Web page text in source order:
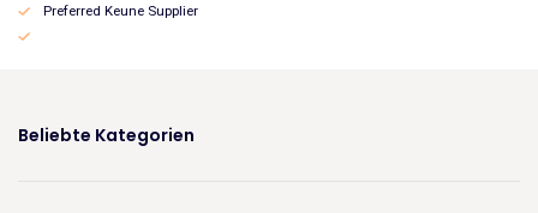
Preferred Keune Supplier
Beliebte Kategorien